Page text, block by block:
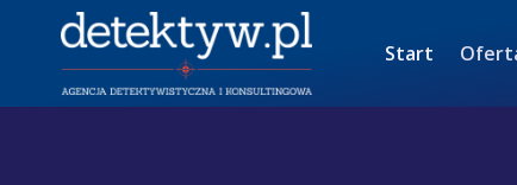
Start